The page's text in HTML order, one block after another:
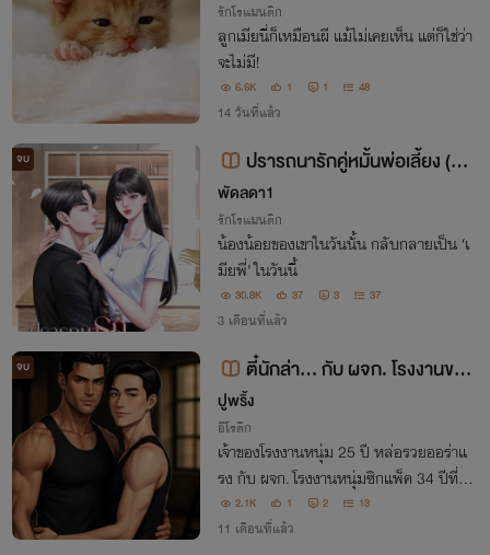
รักโรแมนติก
ลูกเมียนี่ก็เหมือนผี แม้ไม่เคยเห็น แต่ก็ใช่ว่า
จะไม่มี!
6.6K 1 1 48
14 วันที่แล้ว
จบ
ปรารถนารักคู่หมั้นพ่อเลี้ยง (N
C++ อีบุ๊กมาแล้ว)
พัดลดา1
รักโรแมนติก
น้องน้อยของเขาในวันนั้น กลับกลายเป็น ‘เ
มียพี่’ ในวันนี้
30.8K 37 3 37
3 เดือนที่แล้ว
จบ
ตี๋นักล่า... กับ ผจก. โรงงานของ
เขา
ปูพริ้ง
อีโรติก
เจ้าของโรงงานหนุ่ม 25 ปี หล่อรวยออร่าแ
รง กับ ผจก. โรงงานหนุ่มซิกแพ็ค 34 ปีที่ทั้
งเข้มและเซ็กซี่ความใกล้ชิดที่เริ่มจาก “ชนแ
ก้ม” จะเปลี่ยนชีวิตไปตลอดกาล
2.1K 1 2 13
11 เดือนที่แล้ว